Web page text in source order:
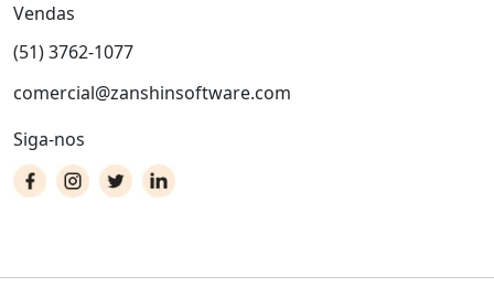
Vendas
(51) 3762-1077
comercial@zanshinsoftware.com
Siga-nos